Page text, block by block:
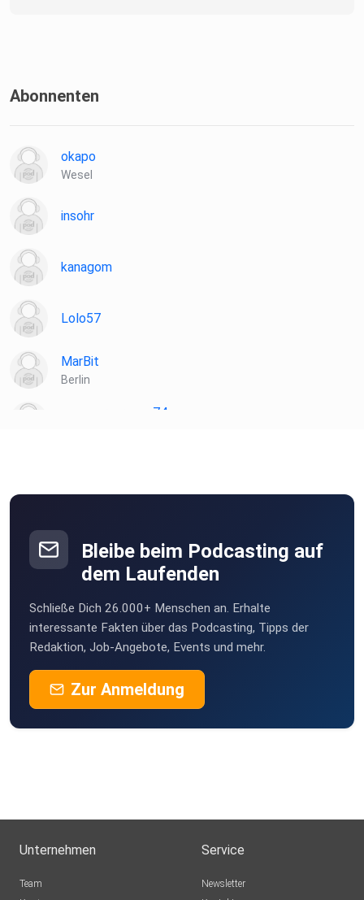
Abonnenten
okapo
Wesel
insohr
kanagom
Lolo57
MarBit
Berlin
sommersprosse74
Nadine64
Rathenow
Bleibe beim Podcasting auf
dem Laufenden
Schließe Dich 26.000+ Menschen an. Erhalte
interessante Fakten über das Podcasting, Tipps der
Redaktion, Job-Angebote, Events und mehr.
Zur Anmeldung
Unternehmen
Team
Service
Newsletter